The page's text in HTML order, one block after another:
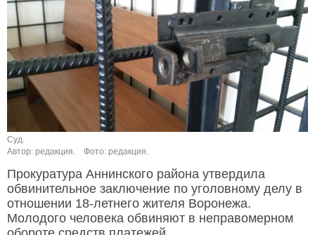
Суд.
Автор: редакция.
Фото: редакция.
Прокуратура Аннинского района утвердила
обвинительное заключение по уголовному делу в
отношении 18-летнего жителя Воронежа.
Молодого человека обвиняют в неправомерном